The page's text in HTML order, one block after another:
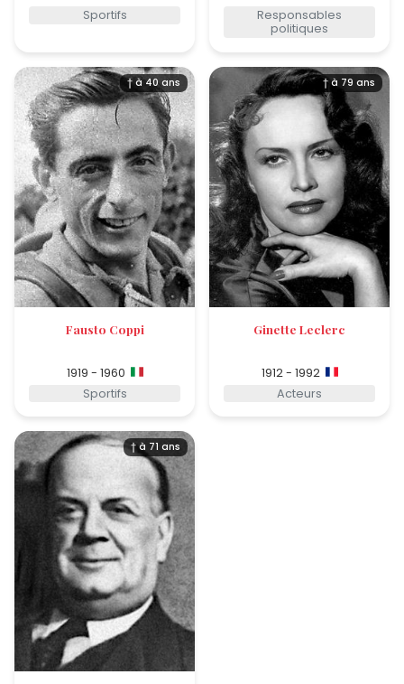
Sportifs
Responsables
politiques
† à 40 ans
Fausto Coppi
1919 - 1960
Sportifs
† à 79 ans
Ginette Leclerc
1912 - 1992
Acteurs
† à 71 ans